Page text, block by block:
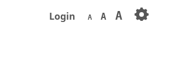
Login A A A